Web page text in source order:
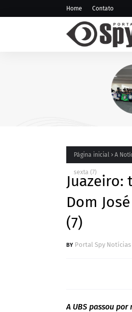
Home Contato
Página inicial A
sexta (7)
Dom
(7)
Portal Spy Notícias
A UBS passou